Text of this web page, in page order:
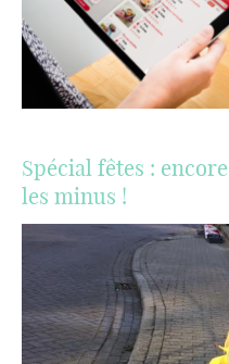
Spécial fêtes :
les minus !